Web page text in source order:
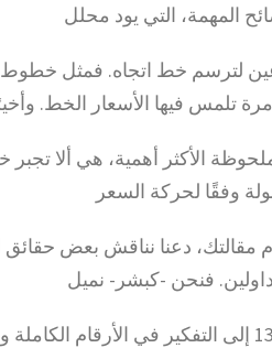
المهمة، التي يود محلل
لترسم خط اتجاه. فمثل خطوط
تلمس فيها الأسعار الخط.
الأكثر أهمية، هي ألا
وفقًا لحركة السعر
مقالتك، دعنا نناقش بعض
فنحن -كبشر- نميل
.13.28 إلى التفكير في الأرقام